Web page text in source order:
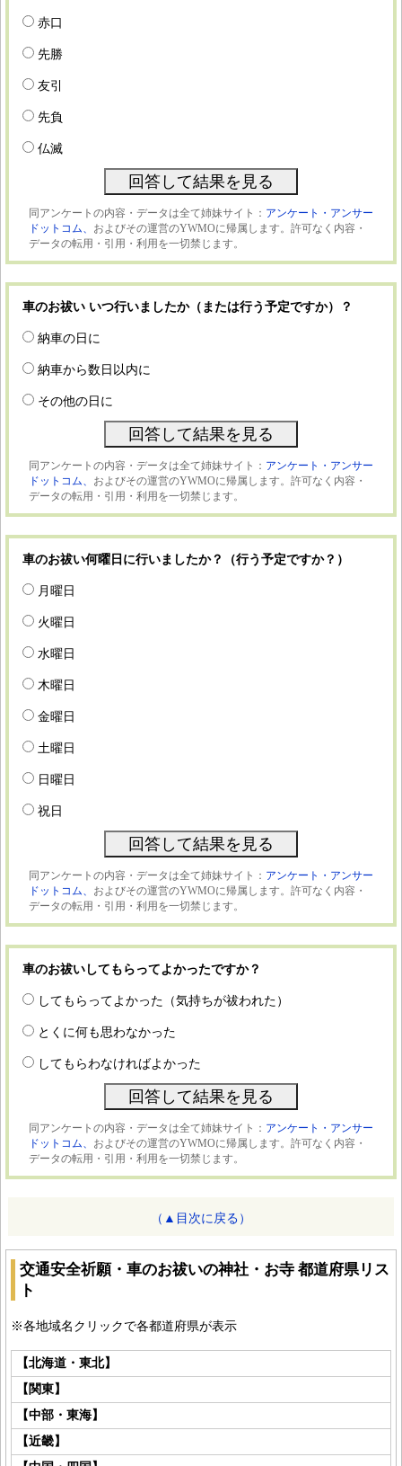
赤口
先勝
友引
先負
仏滅
同アンケートの内容・データは全て姉妹サイト： アンケート・アンサー
ドットコム、 およびその運営のYWMOに帰属します。許可なく内容・
データの転用・引用・利用を一切禁じます。
車のお祓い いつ行いましたか（または行う予定ですか）？
納車の日に
納車から数日以内に
その他の日に
同アンケートの内容・データは全て姉妹サイト： アンケート・アンサー
ドットコム、 およびその運営のYWMOに帰属します。許可なく内容・
データの転用・引用・利用を一切禁じます。
車のお祓い何曜日に行いましたか？（行う予定ですか？）
月曜日
火曜日
水曜日
木曜日
金曜日
土曜日
日曜日
祝日
同アンケートの内容・データは全て姉妹サイト： アンケート・アンサー
ドットコム、 およびその運営のYWMOに帰属します。許可なく内容・
データの転用・引用・利用を一切禁じます。
車のお祓いしてもらってよかったですか？
してもらってよかった（気持ちが祓われた）
とくに何も思わなかった
してもらわなければよかった
同アンケートの内容・データは全て姉妹サイト： アンケート・アンサー
ドットコム、 およびその運営のYWMOに帰属します。許可なく内容・
データの転用・引用・利用を一切禁じます。
（▲目次に戻る）
交通安全祈願・車のお祓いの神社・お寺 都道府県リス
ト
※各地域名クリックで各都道府県が表示
【北海道・東北】
【関東】
【中部・東海】
【近畿】